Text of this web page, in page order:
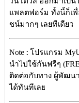
แพลตฟอร์ม ทั้งนี้ก็เ
ชน์มากๆ เลยทีเดียว
Note : โปรแกรม
นำไปใช้กันฟรีๆ
ติดต่อกับทาง ผู้พัฒนา
ได้ทันทีเลย